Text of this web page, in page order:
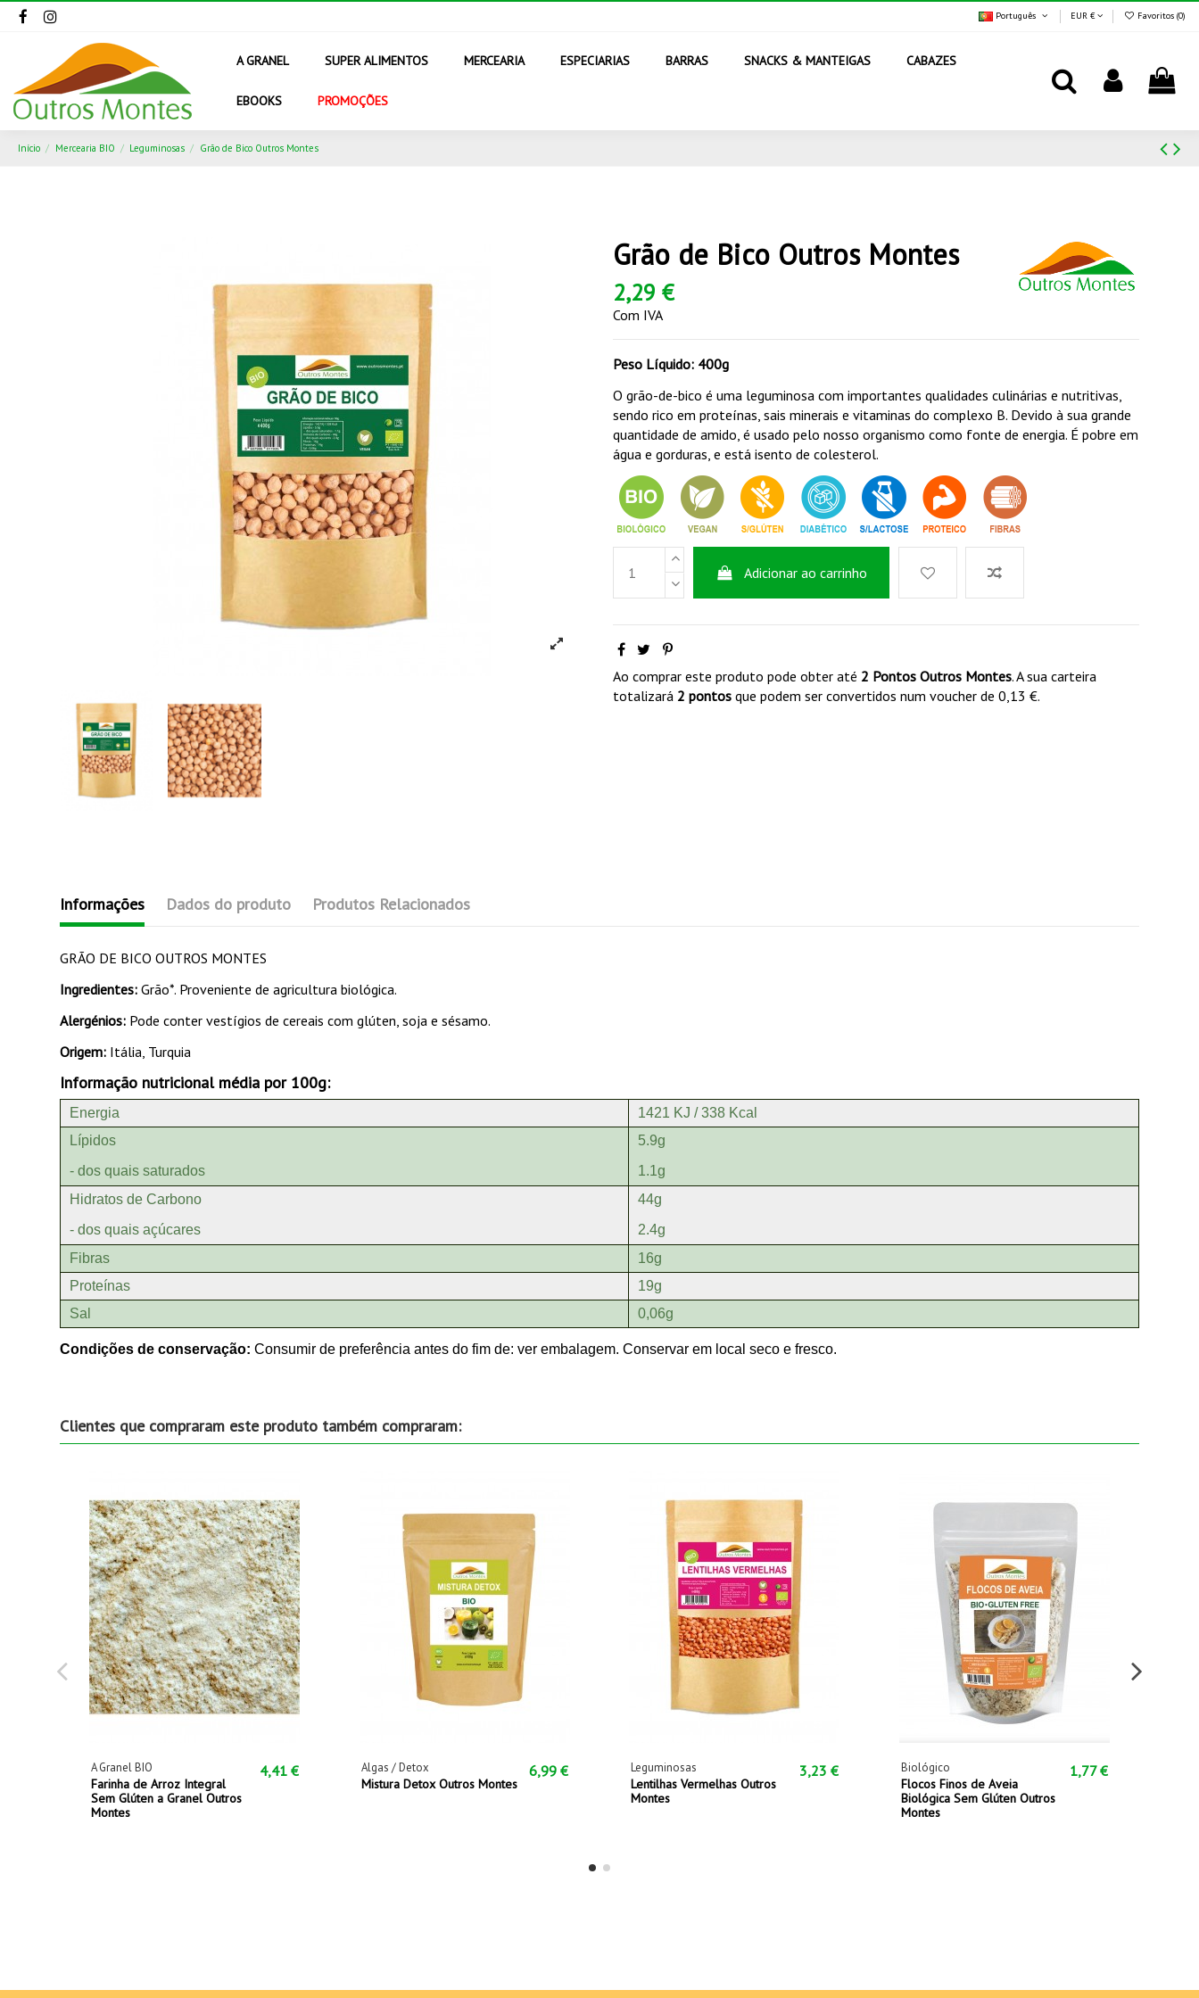
Português EUR € Favoritos (0)
A GRANEL SUPER ALIMENTOS MERCEARIA ESPECIARIAS BARRAS SNACKS & MANTEIGAS CABAZES
EBOOKS PROMOÇÕES
Início Mercearia BIO Leguminosas Grão de Bico Outros Montes
Grão de Bico Outros Montes
2,29 €
Com IVA
Peso Líquido: 400g
O grão-de-bico é uma leguminosa com importantes qualidades culinárias e nutritivas,
sendo rico em proteínas, sais minerais e vitaminas do complexo B. Devido à sua grande
quantidade de amido, é usado pelo nosso organismo como fonte de energia. É pobre em
água e gorduras, e está isento de colesterol.
Adicionar ao carrinho
Ao comprar este produto pode obter até 2 Pontos Outros Montes. A sua carteira
totalizará 2 pontos que podem ser convertidos num voucher de 0,13 €.
Informações Dados do produto Produtos Relacionados
GRÃO DE BICO OUTROS MONTES
Ingredientes: Grão*. Proveniente de agricultura biológica.
Alergénios: Pode conter vestígios de cereais com glúten, soja e sésamo.
Origem: Itália, Turquia
Informação nutricional média por 100g:
Energia
1421 KJ / 338 Kcal
Lípidos
- dos quais saturados
5.9g
1.1g
Hidratos de Carbono
- dos quais açúcares
44g
2.4g
Fibras
16g
Proteínas
19g
Sal
0,06g
Condições de conservação: Consumir de preferência antes do fim de: ver embalagem. Conservar em local seco e fresco.
Clientes que compraram este produto também compraram:
A Granel BIO
Farinha de Arroz Integral
Sem Glúten a Granel Outros
Montes
4,41 € Algas / Detox
Mistura Detox Outros Montes
6,99 € Leguminosas
Lentilhas Vermelhas Outros
Montes
3,23 € Biológico
Flocos Finos de Aveia
Biológica Sem Glúten Outros
Montes
1,77 €